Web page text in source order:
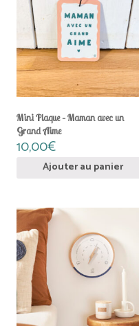
Mini Plaque – Maman avec un
Grand Aime
10,00€
Ajouter au panier
Ce
produit
a
plusieurs
variations.
Les
options
peuvent
être